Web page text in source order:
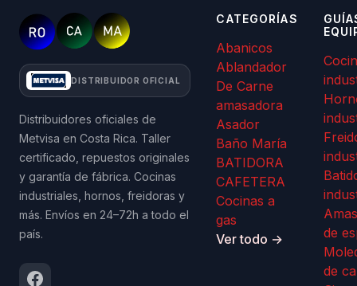
DISTRIBUIDOR OFICIAL
Distribuidores oficiales de
Metvisa en Costa Rica. Taller
certificado, repuestos originales
y garantía de fábrica. Cocinas
industriales, hornos, freidoras y
más. Envíos en 24–72h a todo el
país.
CATEGORÍAS
Abanicos
Ablandador
De Carne
amasadora
Asador
Baño María
BATIDORA
CAFETERA
Cocinas a
gas
Ver todo →
de
de